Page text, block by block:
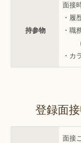
持参物
面接
・履
・職
（
・カ
登録面
面接